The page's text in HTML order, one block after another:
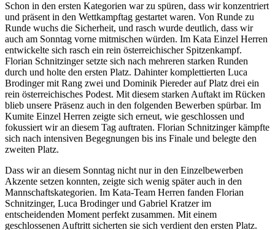
Schon in den ersten Kategorien war zu spüren, dass wir konzentriert
und präsent in den Wettkampftag gestartet waren. Von Runde zu
Runde wuchs die Sicherheit, und rasch wurde deutlich, dass wir
auch am Sonntag vorne mitmischen würden. Im Kata Einzel Herren
entwickelte sich rasch ein rein österreichischer Spitzenkampf.
Florian Schnitzinger setzte sich nach mehreren starken Runden
durch und holte den ersten Platz. Dahinter komplettierten Luca
Brodinger mit Rang zwei und Dominik Piereder auf Platz drei ein
rein österreichisches Podest. Mit diesem starken Auftakt im Rücken
blieb unsere Präsenz auch in den folgenden Bewerben spürbar. Im
Kumite Einzel Herren zeigte sich erneut, wie geschlossen und
fokussiert wir an diesem Tag auftraten. Florian Schnitzinger kämpfte
sich nach intensiven Begegnungen bis ins Finale und belegte den
zweiten Platz.
Dass wir an diesem Sonntag nicht nur in den Einzelbewerben
Akzente setzen konnten, zeigte sich wenig später auch in den
Mannschaftskategorien. Im Kata-Team Herren fanden Florian
Schnitzinger, Luca Brodinger und Gabriel Kratzer im
entscheidenden Moment perfekt zusammen. Mit einem
geschlossenen Auftritt sicherten sie sich verdient den ersten Platz.